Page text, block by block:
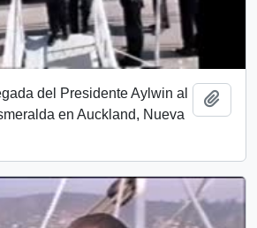
del Presidente Aylwin al
en Auckland, Nueva